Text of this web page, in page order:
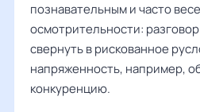
познавательным и часто
осмотрительности:
свернуть в рискованное
напряженность, например,
конкуренцию.